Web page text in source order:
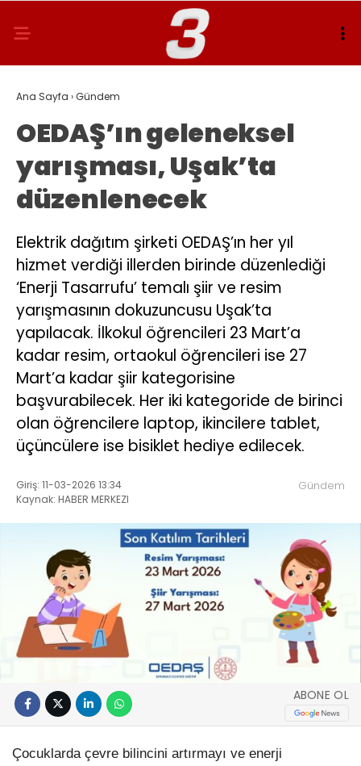
Ana Sayfa ›Gündem
OEDAŞ’ın geleneksel
yarışması, Uşak’ta
düzenlenecek
Elektrik dağıtım şirketi OEDAŞ’ın her yıl
hizmet verdiği illerden birinde düzenlediği
‘Enerji Tasarrufu’ temalı şiir ve resim
yarışmasının dokuzuncusu Uşak’ta
yapılacak. İlkokul öğrencileri 23 Mart’a
kadar resim, ortaokul öğrencileri ise 27
Mart’a kadar şiir kategorisine
başvurabilecek. Her iki kategoride de birinci
olan öğrencilere laptop, ikincilere tablet,
üçüncülere ise bisiklet hediye edilecek.
Giriş: 11-03-2026 13:34
Kaynak: HABER MERKEZI
Gündem
ABONE OL
Çocuklarda çevre bilincini artırmayı ve enerji